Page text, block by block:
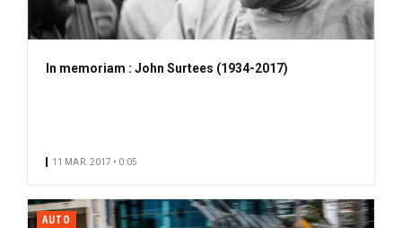
In memoriam : John Surtees (1934-2017)
11 MAR. 2017 • 0:05
AUTO